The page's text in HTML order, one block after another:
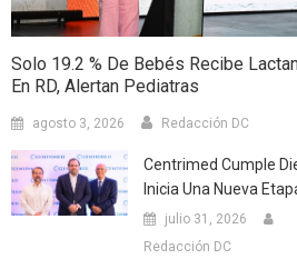
Solo 19.2 % De Bebés Recibe
En RD, Alertan Pediatras
agosto 3, 2026 Redacción DC
Centrimed Cumple
Inicia Una Nueva
julio 31, 2026
Redacción DC